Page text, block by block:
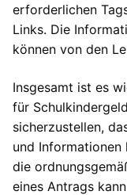
erforderlichen
Links. Die
können von den
Insgesamt ist es
für
sicherzustellen,
und
die
eines Antrags